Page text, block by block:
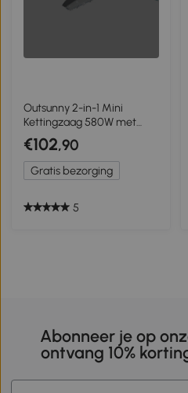
Outsunny 2-in-1 Mini
Kettingzaag 580W met
Accu van 8000mAh,
Veiligheidsvergrendeling, 8
Inch, 42 x 29 x 10,5 cm,
Blauw
€102,90
Gratis bezorging
5
Abonneer je op
ontvang 10%